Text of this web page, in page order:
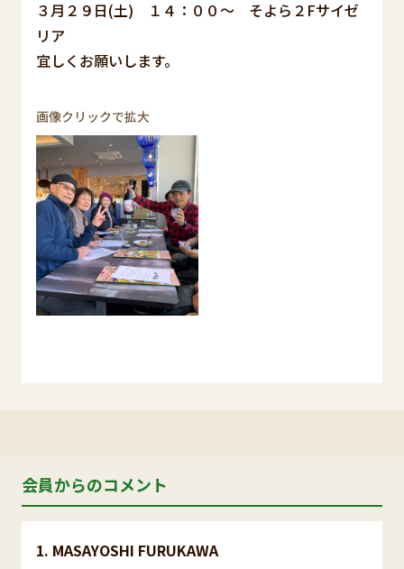
３月２９日(土) １４：００～ そよら２Fサイゼ
リア
宜しくお願いします。
画像クリックで拡大
会員からのコメント
MASAYOSHI FURUKAWA